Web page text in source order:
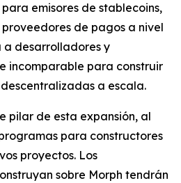
emisores de stablecoins,
de pagos a nivel
a desarrolladores y
incomparable para construir
a escala.
pilar de esta expansión, al
para constructores
proyectos. Los
sobre Morph tendrán